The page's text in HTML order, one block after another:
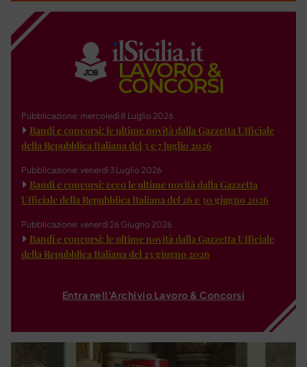
Pubblicazione: mercoledì 8 Luglio 2026
Bandi e concorsi: le ultime novità dalla Gazzetta Ufficiale
della Repubblica Italiana del 3 e 7 luglio 2026
Pubblicazione: venerdì 3 Luglio 2026
Bandi e concorsi: ecco le ultime novità dalla Gazzetta
Ufficiale della Repubblica Italiana del 26 e 30 giugno 2026
Pubblicazione: venerdì 26 Giugno 2026
Bandi e concorsi: le ultime novità dalla Gazzetta Ufficiale
della Repubblica Italiana del 23 giugno 2026
Entra nell'Archivio Lavoro & Concorsi